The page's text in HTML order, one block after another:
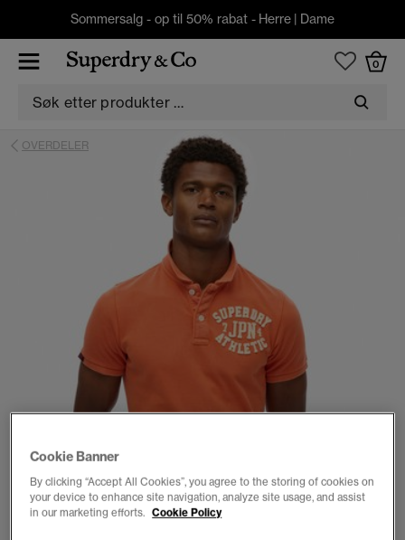
Sommersalg - op til 50% rabat - Herre | Dame
0
OVERDELER
Cookie Banner
By clicking “Accept All Cookies”, you agree to the storing of cookies on
your device to enhance site navigation, analyze site usage, and assist
in our marketing efforts. Cookie Policy